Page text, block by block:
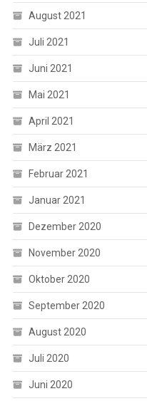
August 2021
Juli 2021
Juni 2021
Mai 2021
April 2021
März 2021
Februar 2021
Januar 2021
Dezember 2020
November 2020
Oktober 2020
September 2020
August 2020
Juli 2020
Juni 2020